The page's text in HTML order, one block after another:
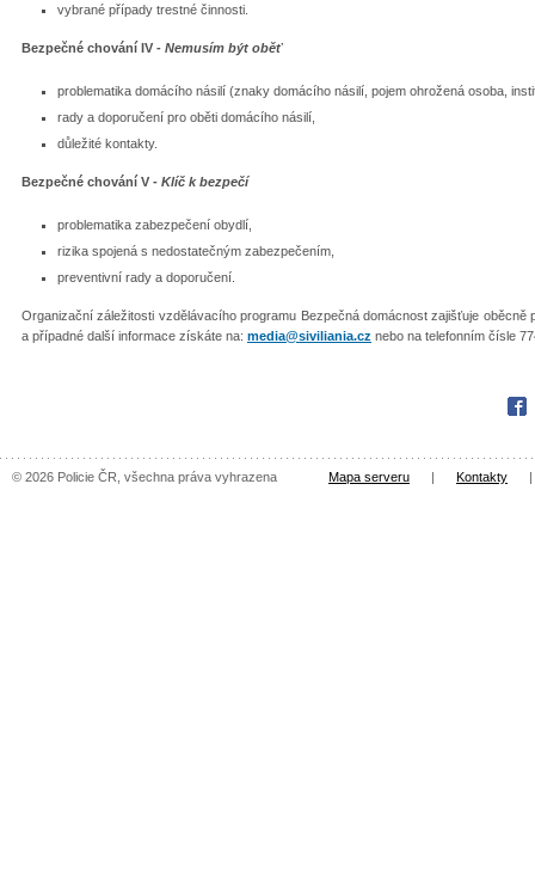
vybrané případy trestné činnosti.
Bezpečné chování IV - Nemusím být oběť
problematika domácího násilí (znaky domácího násilí, pojem ohrožená osoba,
rady a doporučení pro oběti domácího násilí,
důležité kontakty.
Bezpečné chování V - Klíč k bezpečí
problematika zabezpečení obydlí,
rizika spojená s nedostatečným zabezpečením,
preventivní rady a doporučení.
Organizační záležitosti vzdělávacího programu Bezpečná domácnost zajišťuje
a případné další informace získáte na: media@siviliania.cz nebo na telefonním čísle
© 2026 Policie ČR, všechna práva vyhrazena Mapa serveru | Kontakty |